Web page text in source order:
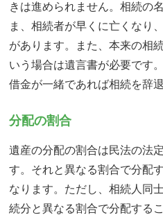
きは進められません。相続の
ま、相続者が早くに亡くなり
があります。また、本来の相
いう場合は遺言書が必要です
借金が一緒であれば相続を辞
分配の割合
遺産の分配の割合は民法の法
す。それと異なる割合で分配
なります。ただし、相続人同
続分と異なる割合で分配する